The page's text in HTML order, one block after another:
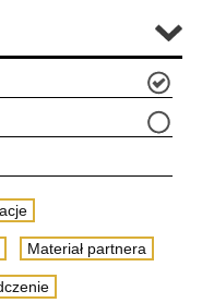
Materiał partnera